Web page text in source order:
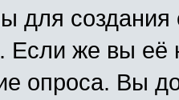
для
. Если же вы её
опроса. Вы